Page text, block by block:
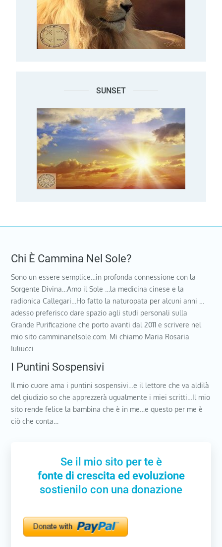
SUNSET
Chi È Cammina Nel Sole?
Sono un essere semplice…in profonda connessione con la
Sorgente Divina…Amo il Sole …la medicina cinese e la
radionica Callegari…Ho fatto la naturopata per alcuni anni …
adesso preferisco dare spazio agli studi personali sulla
Grande Purificazione che porto avanti dal 2011 e scrivere nel
mio sito camminanelsole.com. Mi chiamo Maria Rosaria
Iuliucci
I Puntini Sospensivi
Il mio cuore ama i puntini sospensivi…e il lettore che va aldilà
del giudizio so che apprezzerà ugualmente i miei scritti…Il mio
sito rende felice la bambina che è in me…e questo per me è
ciò che conta…
Se il mio sito per te è
fonte di crescita ed evoluzione
sostienilo con una donazione